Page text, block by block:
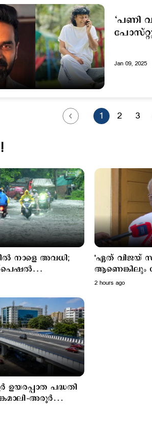
‘പണി
Jan 09, 2025
1 2 3
നാളെ അവധി;
'ഏത് വിജയ്
ആണെങ്കിലും
നടപ്പാകില്ല';
2 hours ago
ഉയരപ്പാത പദ്ധതി
വേഗത്തിലാക്കും